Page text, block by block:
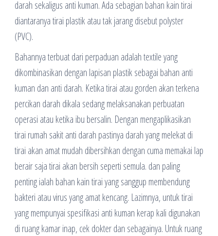
darah sekaligus anti kuman. Ada sebagian bahan kain tirai
diantaranya tirai plastik atau tak jarang disebut polyster
(PVC).
Bahannya terbuat dari perpaduan adalah textile yang
dikombinasikan dengan lapisan plastik sebagai bahan anti
kuman dan anti darah. Ketika tirai atau gorden akan terkena
percikan darah dikala sedang melaksanakan perbuatan
operasi atau ketika ibu bersalin. Dengan mengaplikasikan
tirai rumah sakit anti darah pastinya darah yang melekat di
tirai akan amat mudah dibersihkan dengan cuma memakai lap
berair saja tirai akan bersih seperti semula. dan paling
penting ialah bahan kain tirai yang sanggup membendung
bakteri atau virus yang amat kencang. Lazimnya, untuk tirai
yang mempunyai spesifikasi anti kuman kerap kali digunakan
di ruang kamar inap, cek dokter dan sebagainya. Untuk ruang